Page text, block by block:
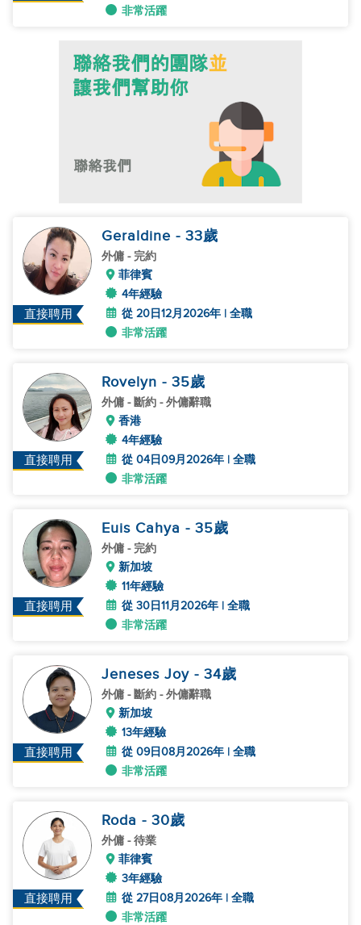
非常活躍
直接聘用
Geraldine - 33歲
外傭 - 完約
菲律賓
4年經驗
從 20日12月2026年 | 全職
非常活躍
直接聘用
Rovelyn - 35歲
外傭 - 斷約 - 外傭辭職
香港
4年經驗
從 04日09月2026年 | 全職
非常活躍
直接聘用
Euis Cahya - 35歲
外傭 - 完約
新加坡
11年經驗
從 30日11月2026年 | 全職
非常活躍
直接聘用
Jeneses Joy - 34歲
外傭 - 斷約 - 外傭辭職
新加坡
13年經驗
從 09日08月2026年 | 全職
非常活躍
直接聘用
Roda - 30歲
外傭 - 待業
菲律賓
3年經驗
從 27日08月2026年 | 全職
非常活躍